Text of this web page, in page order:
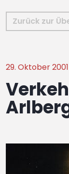
Zurück zur
29. Oktober 2001